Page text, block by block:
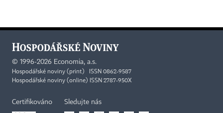
© 1996-2026 Economia, a.s.
Hospodářské noviny (print) ISSN 0862-9587
Hospodářské noviny (online) ISSN 2787-950X
Certifikováno Sledujte nás